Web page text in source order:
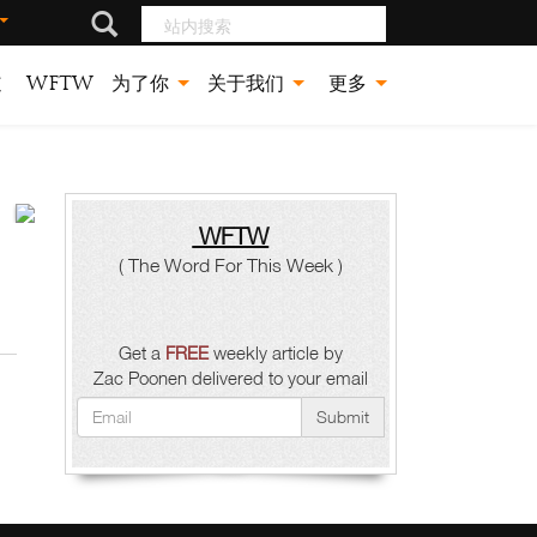
站内搜索
WFTW 为了你 关于我们 更多
WFTW
( The Word For This Week )
Get a FREEweekly article by
Zac Poonen delivered to your email
Submit